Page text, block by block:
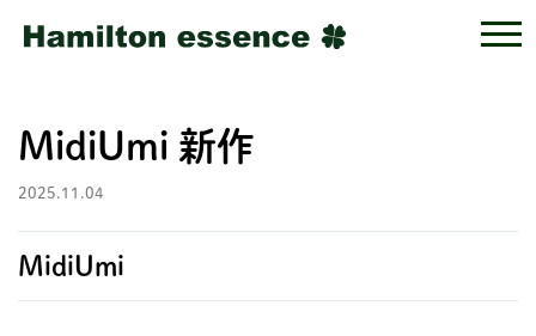
MidiUmi 新作
2025.11.04
MidiUmi